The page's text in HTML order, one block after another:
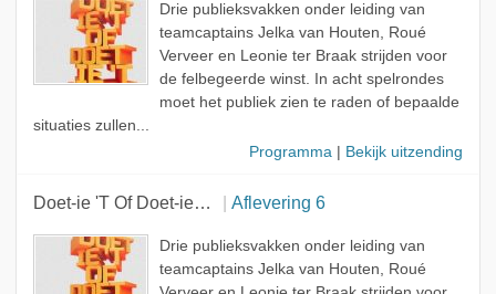
Drie publieksvakken onder leiding van
teamcaptains Jelka van Houten, Roué
Verveer en Leonie ter Braak strijden voor
de felbegeerde winst. In acht spelrondes
moet het publiek zien te raden of bepaalde
situaties zullen...
Programma
Bekijk uitzending
Doet-ie 'T Of Doet-ie 'T Niet Aflevering 6
Drie publieksvakken onder leiding van
teamcaptains Jelka van Houten, Roué